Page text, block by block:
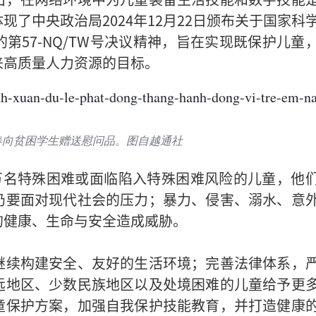
了中央政治局2024年12月22日颁布关于国家科
57-NQ/TW号决议精神，旨在实现既保护儿童
质量人力资源的目标。
贫困学生赠送慰问品。图自越通社
特殊困难或面临陷入特殊困难风险的儿童，他
面对现代社会的压力；暴力、侵害、溺水、意
康、生命与安全造成威胁。
构建安全、友好的生活环境；完善法律体系，
区、少数民族地区以及处境困难的儿童给予更
护方案，加强自我保护技能教育，并打造健康